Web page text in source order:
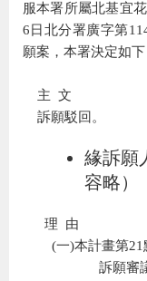
務
專
服本署所屬北基宜
6日北分署廣字第
願案，本署決定如下
主  文
訴願駁回。
緣訴願
容略）
理 由
(一)本計畫第21
訴願審